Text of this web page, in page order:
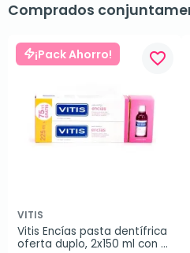
Comprados
¡Pack Ahorro! favorite_border
VITIS
Vitis Encías pasta dentífrica
oferta duplo, 2x150 ml con